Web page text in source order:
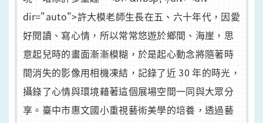
dir="auto">許大模老師生長在五、六十年代，因愛
好閱讀、寫心情，所以常常悠遊於鄉間、海崖，思
意起兒時的畫面漸漸模糊，於是起心動念將隨著時
間消失的影像用相機凍結，記錄了近 30 年的時光，
攝錄了心情與環境藉著這個展場空間一同與大眾分
享。臺中市惠文國小重視藝術美學的培養，透過藝